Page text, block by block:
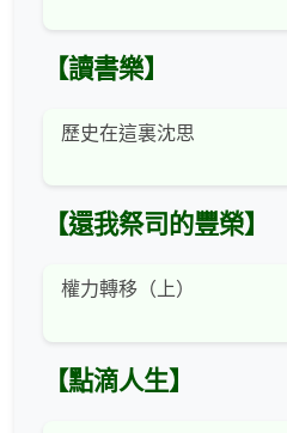
【讀書樂】
歷史在這裏沈思
【還我祭司的豐榮】
權力轉移（上）
【點滴人生】